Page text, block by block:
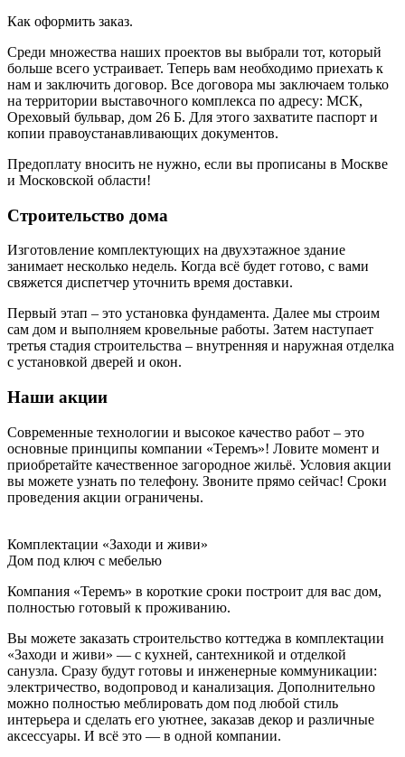
Как оформить заказ.
Среди множества наших проектов вы выбрали тот, который
больше всего устраивает. Теперь вам необходимо приехать к
нам и заключить договор. Все договора мы заключаем только
на территории выставочного комплекса по адресу: МСК,
Ореховый бульвар, дом 26 Б. Для этого захватите паспорт и
копии правоустанавливающих документов.
Предоплату вносить не нужно, если вы прописаны в Москве
и Московской области!
Строительство дома
Изготовление комплектующих на двухэтажное здание
занимает несколько недель. Когда всё будет готово, с вами
свяжется диспетчер уточнить время доставки.
Первый этап ‒ это установка фундамента. Далее мы строим
сам дом и выполняем кровельные работы. Затем наступает
третья стадия строительства – внутренняя и наружная отделка
с установкой дверей и окон.
Наши акции
Современные технологии и высокое качество работ ‒ это
основные принципы компании «Теремъ»! Ловите момент и
приобретайте качественное загородное жильё. Условия акции
вы можете узнать по телефону. Звоните прямо сейчас! Сроки
проведения акции ограничены.
Комплектации «Заходи и живи»
Дом под ключ с мебелью
Компания «Теремъ» в короткие сроки построит для вас дом,
полностью готовый к проживанию.
Вы можете заказать строительство коттеджа в комплектации
«Заходи и живи» — с кухней, сантехникой и отделкой
санузла. Сразу будут готовы и инженерные коммуникации:
электричество, водопровод и канализация. Дополнительно
можно полностью меблировать дом под любой стиль
интерьера и сделать его уютнее, заказав декор и различные
аксессуары. И всё это — в одной компании.